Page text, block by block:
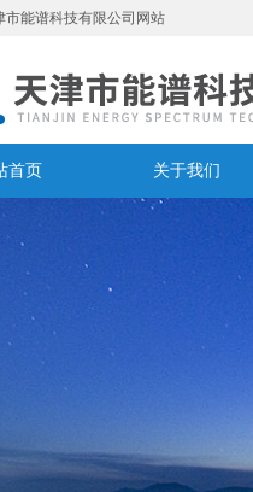
市能谱科技有限公司网站
首页 关于我们